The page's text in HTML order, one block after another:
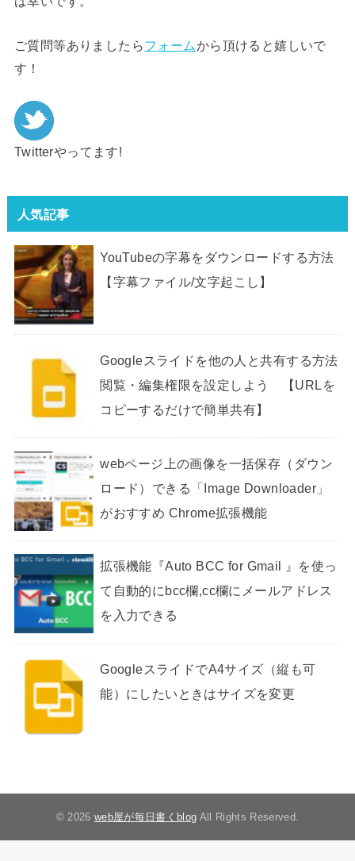
ご質問等ありましたらフォームから頂けると嬉しいで
す！
Twitterやってます!
人気記事
YouTubeの字幕をダウンロードする方法
【字幕ファイル/文字起こし】
Googleスライドを他の人と共有する方法
閲覧・編集権限を設定しよう 【URLを
コピーするだけで簡単共有】
webページ上の画像を一括保存（ダウン
ロード）できる「Image Downloader」
がおすすめ Chrome拡張機能
拡張機能『Auto BCC for Gmail 』を使っ
て自動的にbcc欄,cc欄にメールアドレス
を入力できる
GoogleスライドでA4サイズ（縦も可
能）にしたいときはサイズを変更
© 2026web屋が毎日書くblog All Rights Reserved.